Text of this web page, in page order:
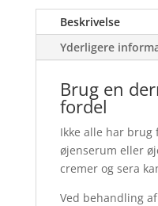
Beskrivelse
Yderligere
Brug en
fordel
Ikke alle har brug
øjenserum eller
cremer og sera
Ved behandling